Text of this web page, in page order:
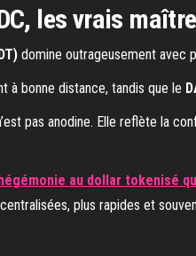
les vrais
domine outrageusement avec
à bonne distance, tandis que le
pas anodine. Elle reflète la
au dollar tokenisé
plus rapides et